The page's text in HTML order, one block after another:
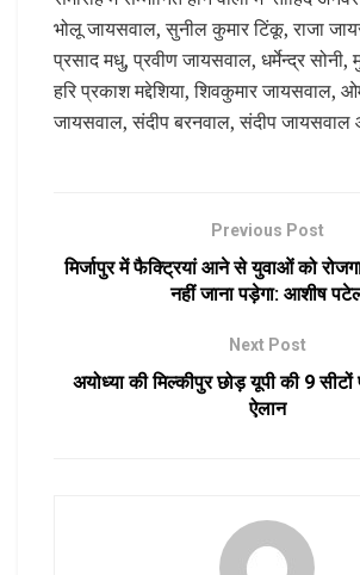
भोलू जायसवाल, सुनील कुमार टिंकू, राजा
प्रसाद मधु, प्रवीण जायसवाल, धर्मेन्द्र सोनी,
हरि प्रकाश मद्देशिया, शिवकुमार जायसवाल,
जायसवाल, संदीप बरनवाल, संदीप जायसवाल
Previous Post
मिर्जापुर में फैक्ट्रियां आने से युवाओं को
नहीं जाना पड़ेगा: आशीष
Next Post
अयोध्या की मिल्कीपुर छोड़ यूपी की 9
ऐलान